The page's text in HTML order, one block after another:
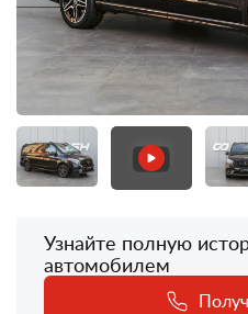
Узнайте полную
автомобилем